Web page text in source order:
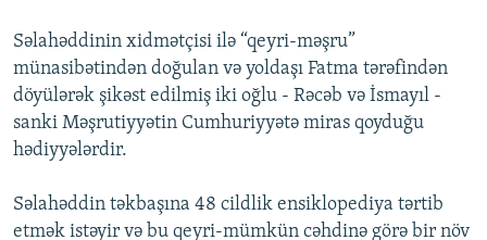
Səlahəddinin xidmətçisi ilə “qeyri-məşru”
münasibətindən doğulan və yoldaşı Fatma tərəfindən
döyülərək şikəst edilmiş iki oğlu - Rəcəb və İsmayıl -
sanki Məşrutiyyətin Cumhuriyyətə miras qoyduğu
hədiyyələrdir.
Səlahəddin təkbaşına 48 cildlik ensiklopediya tərtib
etmək istəyir və bu qeyri-mümkün cəhdinə görə bir növ